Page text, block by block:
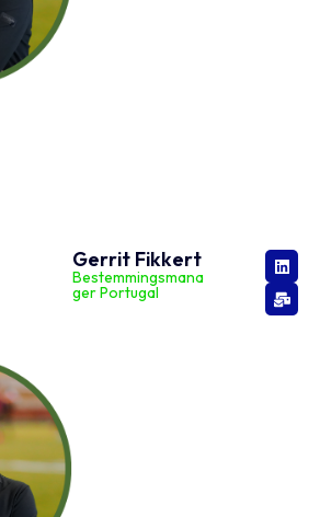
Gerrit Fikkert
Bestemmingsmana
ger Portugal